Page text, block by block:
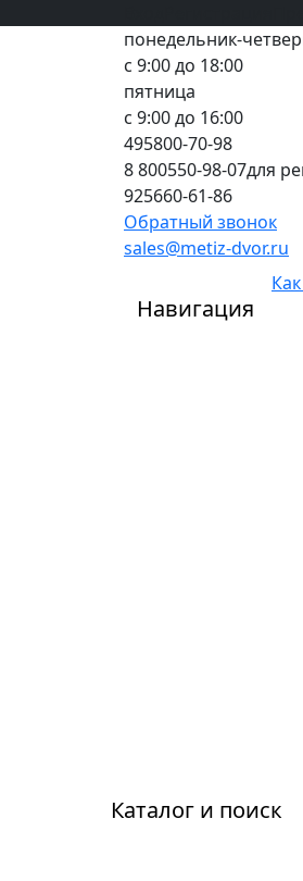
понедельник-
с 9:00 до 18:00
пятница
с 9:00 до 16:00
495800-70-98
8 800550-98-07для
925660-61-86
Обратный звонок
sales@metiz-dvor.ru
Навигация
Каталог и поиск